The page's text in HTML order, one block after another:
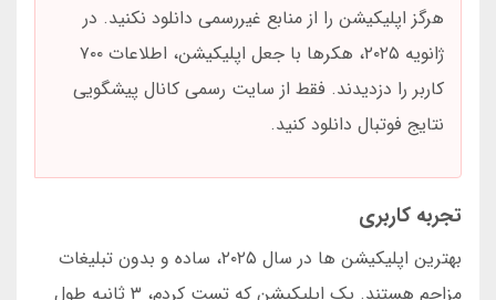
هرگز اپلیکیشن را از منابع غیررسمی دانلود نکنید. در
ژانویه ۲۰۲۵، هکرها با جعل اپلیکیشن، اطلاعات ۷۰۰
کاربر را دزدیدند. فقط از سایت رسمی کانال پیشگویی
نتایج فوتبال دانلود کنید.
تجربه کاربری
بهترین اپلیکیشن ها در سال ۲۰۲۵، ساده و بدون تبلیغات
مزاحم هستند. یک اپلیکیشن که تست کردم، ۳ ثانیه طول